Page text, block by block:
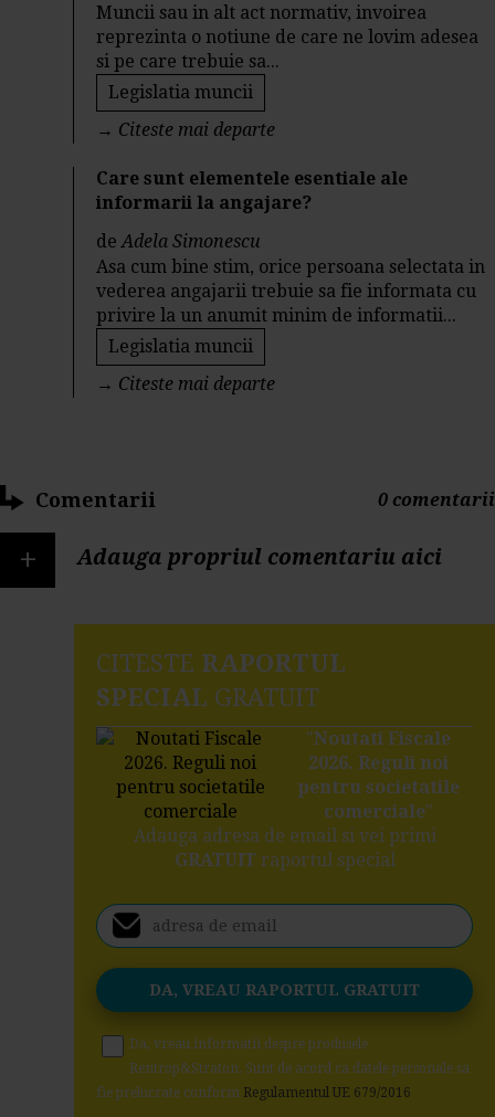
Muncii sau in alt act normativ, invoirea
reprezinta o notiune de care ne lovim adesea
si pe care trebuie sa...
Legislatia muncii
→ Citeste mai departe
Care sunt elementele esentiale ale
informarii la angajare?
deAdela Simonescu
Asa cum bine stim, orice persoana selectata in
vederea angajarii trebuie sa fie informata cu
privire la un anumit minim de informatii...
Legislatia muncii
→ Citeste mai departe
Comentarii 0 comentarii
+ Adauga propriul comentariu aici
CITESTE RAPORTUL
SPECIAL GRATUIT
"Noutati Fiscale
2026. Reguli noi
pentru societatile
comerciale"
Adauga adresa de email si vei primi
GRATUITraportul special
Da, vreau informatii despre produsele
Rentrop&Straton. Sunt de acord ca datele personale sa
fie prelucrate conform Regulamentul UE 679/2016